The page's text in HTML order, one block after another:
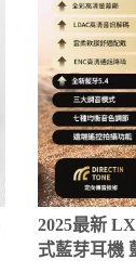
2025最新
式藍芽耳機